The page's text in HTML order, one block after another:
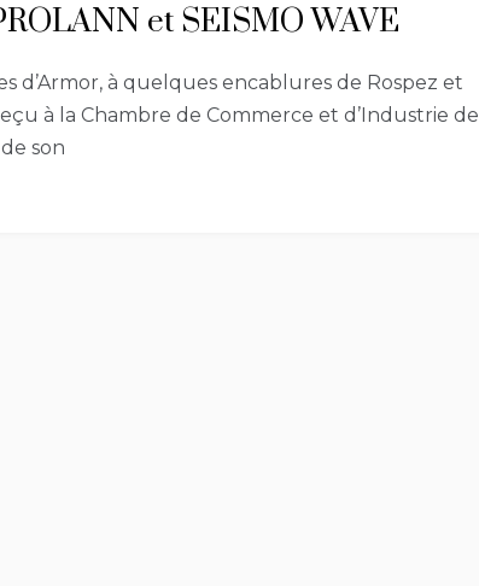
et SEISMO WAVE
d’Armor, à quelques encablures de Rospez et
à la Chambre de Commerce et d’Industrie de
son